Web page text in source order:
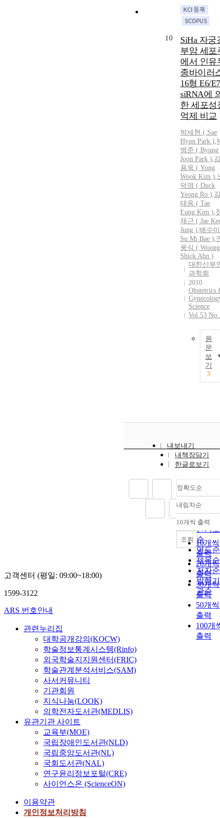
10
SiHa 자궁
부암 세포
에서 인유
종바이러
16형 E6/E7
siRNA에
한 세포성
억제 비교
박세현 ( Sae
Hyun Park ),
병준 ( Byung
Joon Park ),
용욱 ( Yong
Wook Kim ),
덕영 ( Duck
Yeong Ro ),
태응 ( Tae
Eung Kim ),
재근 ( Jae
Jung ),배수
Su Mi Bae ),
웅식 ( Woong
Shick Ahn )
대한산부
과학회
2010
Obstetrics
Science
Vol.53
원
문
보
기
3
내보내기
내책장담기
한글로보기
정확도순
정확도
순
인기도
순
연도순
제목순
저자순
발행기
관순
내림차순
내림
10개씩 출력
10개씩
출력
20개씩
출력
30개씩
출력
50개씩
출력
100개
출력
조회
고객센터 (평일: 09:00~18:00)
1599-3122
ARS 번호안내
관련누리집
대학공개강의(KOCW)
학술정보통계시스템(Rinfo)
외국학술지지원센터(FRIC)
학술관계분석서비스(SAM)
사서커뮤니티
기관회원
지식나눔(LOOK)
의학전자도서관(MEDLIS)
유관기관 사이트
교육부(MOE)
국립장애인도서관(NLD)
국립중앙도서관(NL)
국회도서관(NAL)
연구윤리정보포털(CRE)
사이언스온 (ScienceON)
이용약관
개인정보처리방침